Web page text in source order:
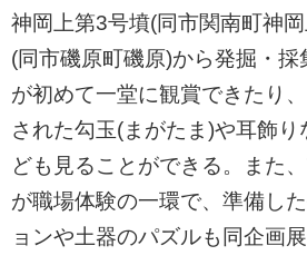
神岡上第3号墳(同市関南町神
(同市磯原町磯原)から発掘・
が初めて一堂に観賞できたり
された勾玉(まがたま)や耳飾
ども見ることができる。また
が職場体験の一環で、準備し
ョンや土器のパズルも同企画